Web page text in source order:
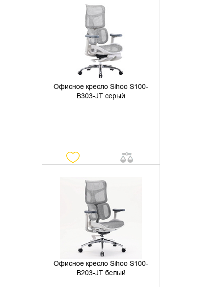
Офисное кресло Sihoo S100-
B303-JT серый
УТОЧНИТЬ НАЛИЧИЕ
Офисное кресло Sihoo S100-
B203-JT белый
УТОЧНИТЬ НАЛИЧИЕ